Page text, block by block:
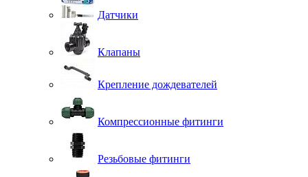
Датчики
Клапаны
Крепление дождевателей
Компрессионные фитинги
Резьбовые фитинги